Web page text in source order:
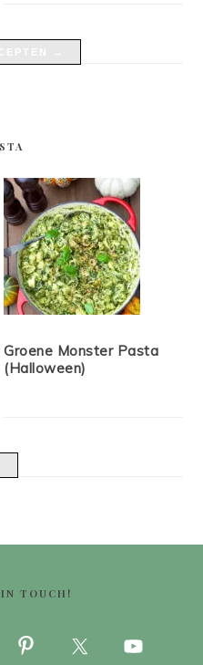
Groene Monster Pasta
(Halloween)
TOUCH!